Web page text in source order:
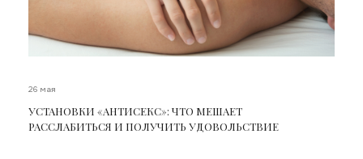
26 мая
УСТАНОВКИ «АНТИСЕКС»: ЧТО МЕШАЕТ
РАССЛАБИТЬСЯ И ПОЛУЧИТЬ УДОВОЛЬСТВИЕ